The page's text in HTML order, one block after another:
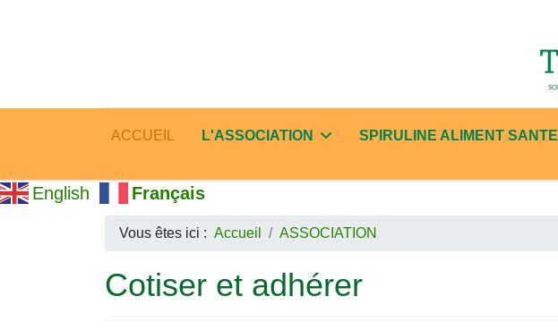
ACCUEIL L'ASSOCIATION SPIRULINE ALIMENT SANTE
English Français
Vous êtes ici : Accueil ASSOCIATION
Cotiser et adhérer